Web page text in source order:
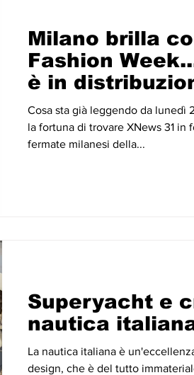
Milano brilla
Fashion
è in
Cosa sta già leggendo da lunedì
la fortuna di trovare XNews 31 in formato cartaceo alle
fermate milanesi della...
Superyacht e
nautica
La nautica italiana è
design, che è del tutto